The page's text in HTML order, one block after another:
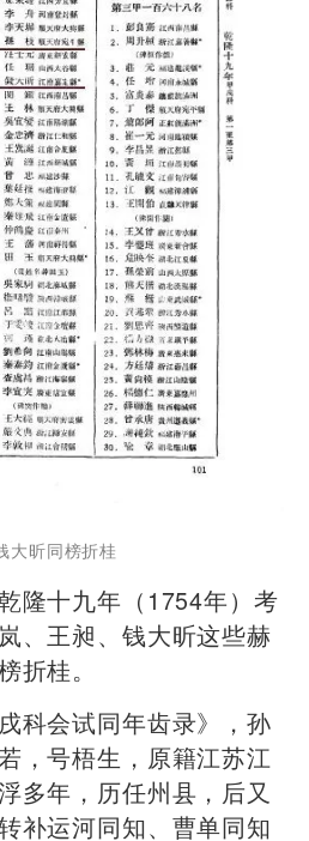
大昕同榜折桂
隆十九年（1754年）考
、王昶、钱大昕这些赫
折桂。
科会试同年齿录》，孙
，号梧生，原籍江苏江
多年，历任州县，后又
补运河同知、曹单同知